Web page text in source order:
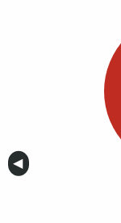
Anterior
◀︎